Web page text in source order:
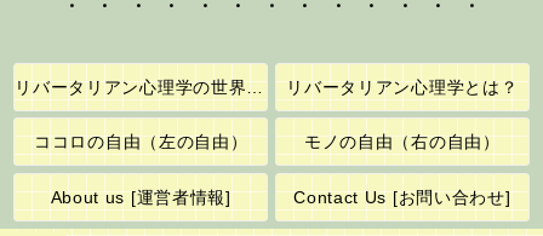
リバータリアン心理学の世界へようこそ！ リバータリアン心理学とは？
ココロの自由（左の自由） モノの自由（右の自由）
About us [運営者情報] Contact Us [お問い合わせ]